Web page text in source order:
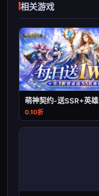
相关游戏
萌神契约-送SSR+英雄
0.10折